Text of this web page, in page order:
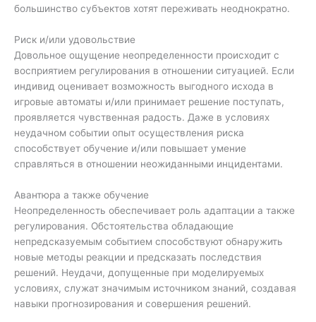
большинство субъектов хотят переживать неоднократно.
Риск и/или удовольствие
Довольное ощущение неопределенности происходит с
восприятием регулирования в отношении ситуацией. Если
индивид оценивает возможность выгодного исхода в
игровые автоматы и/или принимает решение поступать,
проявляется чувственная радость. Даже в условиях
неудачном событии опыт осуществления риска
способствует обучение и/или повышает умение
справляться в отношении неожиданными инцидентами.
Авантюра а также обучение
Неопределенность обеспечивает роль адаптации а также
регулирования. Обстоятельства обладающие
непредсказуемым событием способствуют обнаружить
новые методы реакции и предсказать последствия
решений. Неудачи, допущенные при моделируемых
условиях, служат значимым источником знаний, создавая
навыки прогнозирования и совершения решений.